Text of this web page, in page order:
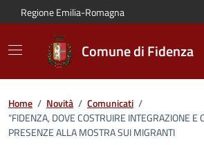
Vai al contenuto principale
Vai alla navigazione del sito
Vai al piede di pagina
Regione Emilia-Romagna
Comune di Fidenza
Home / Novità / Comunicati /
“FIDENZA, DOVE COSTRUIRE INTEGRAZIONE E
PRESENZE ALLA MOSTRA SUI MIGRANTI